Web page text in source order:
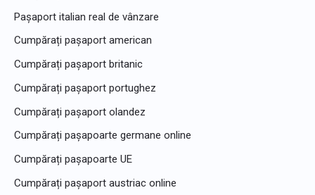
Pașaport italian real de vânzare
Cumpărați pașaport american
Cumpărați pașaport britanic
Cumpărați pașaport portughez
Cumpărați pașaport olandez
Cumpărați pașapoarte germane online
Cumpărați pașapoarte UE
Cumpărați pașaport austriac online